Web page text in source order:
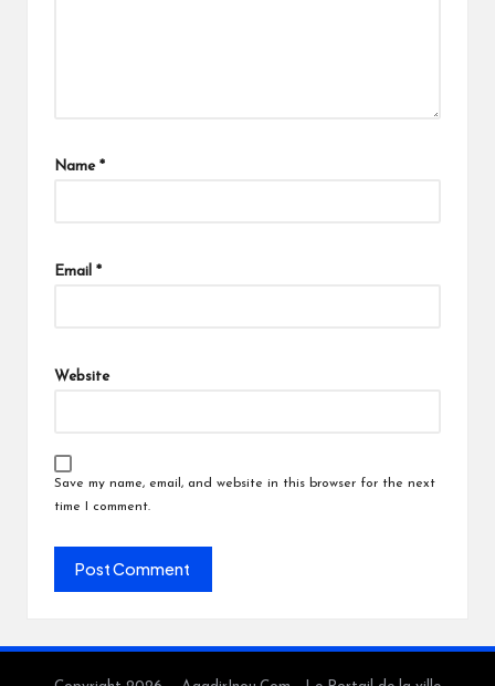
Name *
Email *
Website
Save my name, email, and website in this browser for the next
time I comment.